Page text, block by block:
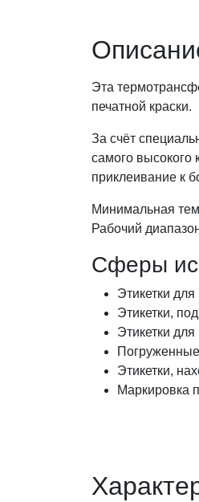
Эта
печатной краски.
За счёт
самого высокого
приклеивание к
Минимальная
Рабочий
Сферы
Этикетки
Этикетки,
Этикетки
Погруженные
Этикетки,
Маркировка